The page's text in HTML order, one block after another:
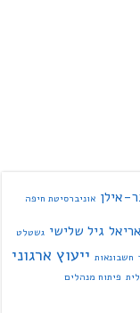
אילן אוניברסיטת חיפה
אריאל גיל שלישי גשטלט
חשבונאות ייעוץ ארגוני
פיתוח מנהלים